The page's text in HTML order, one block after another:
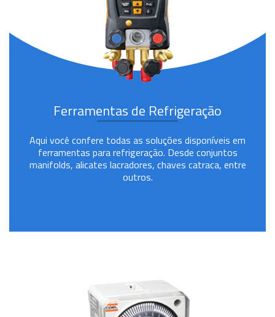
Ferramentas de Refrigeração
Aqui você confere todas as soluções disponíveis em
ferramentas para refrigeração. Desde conjuntos
manifolds, alicates lacradores, chaves catraca, entre
outros.